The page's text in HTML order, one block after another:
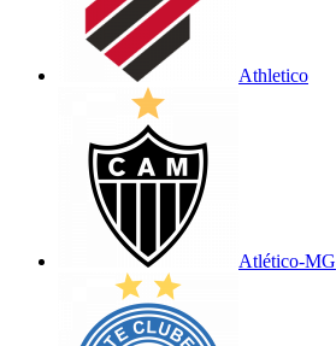
Athletico
Atlético-MG